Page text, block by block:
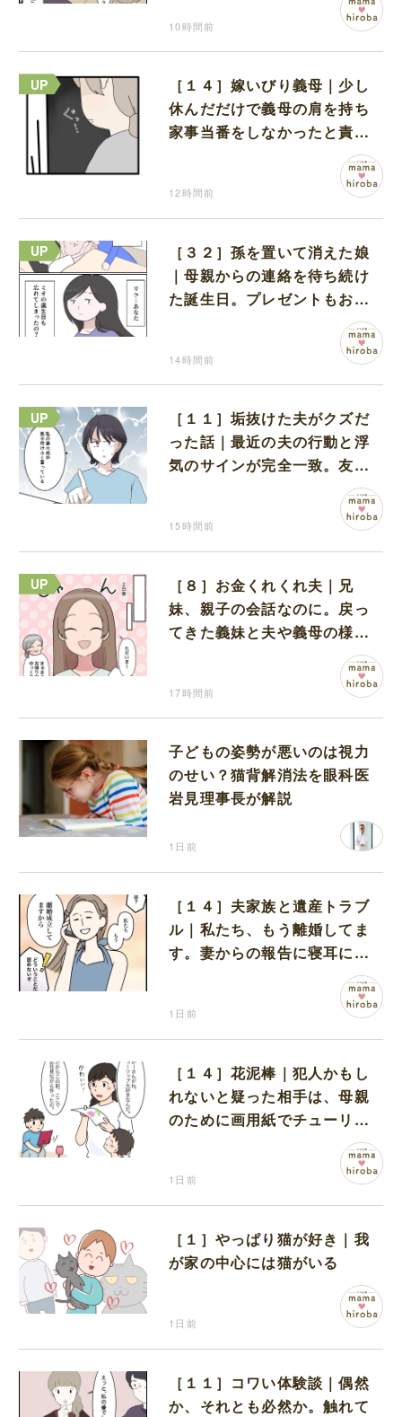
10時間前
［１４］嫁いびり義母｜少し
休んだだけで義母の肩を持ち
家事当番をしなかったと責め
12時間前
［３２］孫を置いて消えた娘
｜母親からの連絡を待ち続け
た誕生日。プレゼントもお祝
14時間前
［１１］垢抜けた夫がクズだ
った話｜最近の夫の行動と浮
気のサインが完全一致。友人
15時間前
［８］お金くれくれ夫｜兄
妹、親子の会話なのに。戻っ
てきた義妹と夫や義母の様子
17時間前
子どもの姿勢が悪いのは視力
のせい？猫背解消法を眼科医
岩見理事長が解説
1日前
［１４］夫家族と遺産トラブ
ル｜私たち、もう離婚してま
す。妻からの報告に寝耳に水
1日前
［１４］花泥棒｜犯人かもし
れないと疑った相手は、母親
のために画用紙でチューリッ
プを作っていただけだった
1日前
［１］やっぱり猫が好き｜我
が家の中心には猫がいる
1日前
［１１］コワい体験談｜偶然
か、それとも必然か。触れて